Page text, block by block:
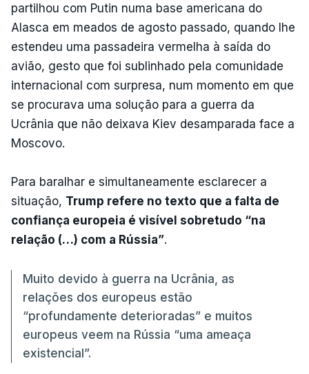
partilhou com Putin numa base americana do
Alasca em meados de agosto passado, quando lhe
estendeu uma passadeira vermelha à saída do
avião, gesto que foi sublinhado pela comunidade
internacional com surpresa, num momento em que
se procurava uma solução para a guerra da
Ucrânia que não deixava Kiev desamparada face a
Moscovo.
Para baralhar e simultaneamente esclarecer a
situação, Trump refere no texto que a falta de
confiança europeia é visível sobretudo “na
relação (…) com a Rússia”.
Muito devido à guerra na Ucrânia, as
relações dos europeus estão
“profundamente deterioradas” e muitos
europeus veem na Rússia “uma ameaça
existencial”.